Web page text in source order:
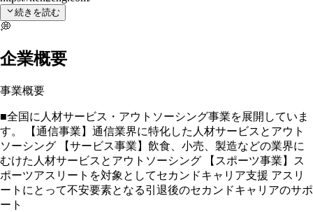
続きを読む
💭
企業概要
事業概要
■全国に人材サービス・アウトソーシング事業を展開していま
す。 【通信事業】通信業界に特化した人材サービスとアウト
ソーシング 【サービス事業】飲食、小売、製造などの業界に
むけた人材サービスとアウトソーシング 【スポーツ事業】ス
ポーツアスリートを対象としてセカンドキャリア支援 アスリ
ートにとって不安要素となる引退後のセカンドキャリアのサポ
ート